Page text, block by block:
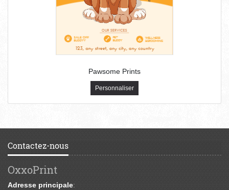
Pawsome Prints
Personnaliser
Contactez-nous
OxxoPrint
Adresse principale: